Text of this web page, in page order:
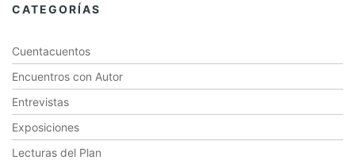
CATEGORÍAS
Cuentacuentos
Encuentros con Autor
Entrevistas
Exposiciones
Lecturas del Plan